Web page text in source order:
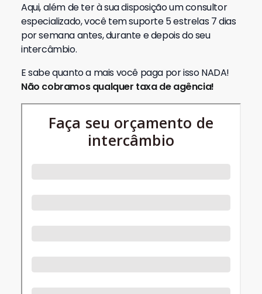
Aqui, além de ter à sua disposição um consultor
especializado, você tem suporte 5 estrelas 7 dias
por semana antes, durante e depois do seu
intercâmbio.
E sabe quanto a mais você paga por isso NADA!
Não cobramos qualquer taxa de agência!